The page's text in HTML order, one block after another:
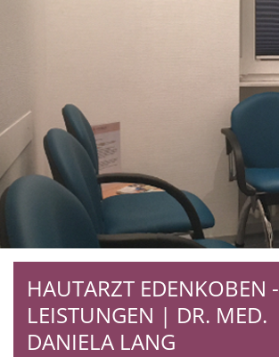
HAUTARZT EDENKOBEN -
LEISTUNGEN | DR. MED.
DANIELA LANG